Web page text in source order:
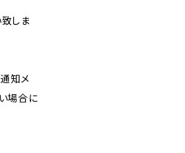
しま
知メ
場合に